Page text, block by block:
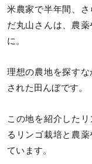
米農家で半年間、
だ丸山さんは、農
に。
理想の農地を探す
された田んぼです。
この地を紹介した
るリンゴ栽培と農
ています。